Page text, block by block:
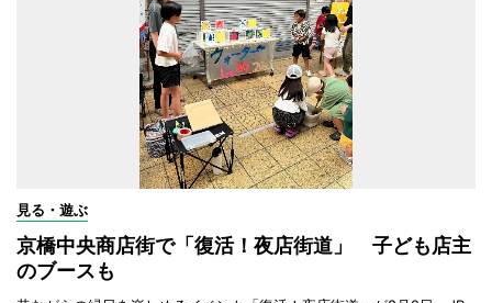
見る・遊ぶ
京橋中央商店街で「復活！夜店街道」 子ども店主
のブースも